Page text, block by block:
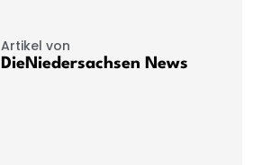
Artikel von
DieNiedersachsen News